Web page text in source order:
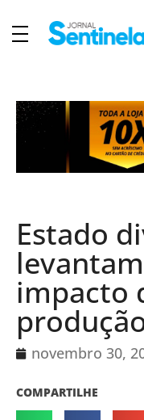
Estado
impacto
novembro 30,
COMPARTILHE